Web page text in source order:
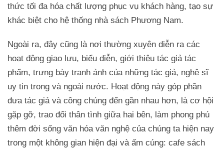
thức tối đa hóa chất lượng phục vụ khách hàng, tạo sự
khác biệt cho hệ thống nhà sách Phương Nam.
Ngoài ra, đây cũng là nơi thường xuyên diễn ra các
hoạt động giao lưu, biểu diễn, giới thiệu tác giả tác
phẩm, trưng bày tranh ảnh của những tác giả, nghệ sĩ
uy tin trong và ngoài nước. Hoạt động này góp phần
đưa tác giả và công chúng đến gần nhau hơn, là cơ hội
gặp gỡ, trao đổi thân tình giữa hai bên, làm phong phú
thêm đời sống văn hóa văn nghệ của chúng ta hiện nay
trong một không gian hiện đại và ấm cúng: cafe sách